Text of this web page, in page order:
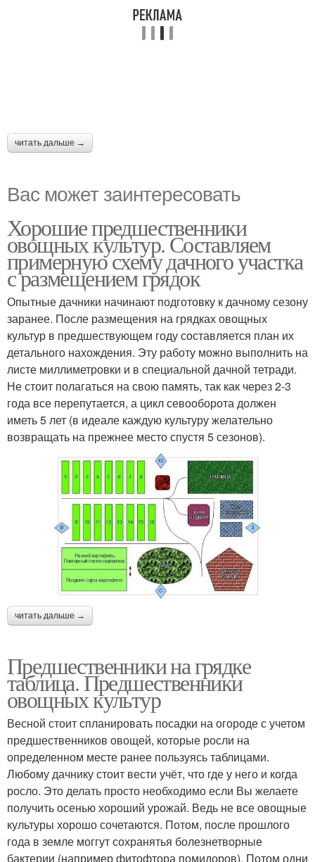
читать дальше →
Вас может заинтересовать
Хорошие предшественники
овощных культур. Составляем
примерную схему дачного участка
с размещением грядок
Опытные дачники начинают подготовку к дачному сезону
заранее. После размещения на грядках овощных
культур в предшествующем году составляется план их
детального нахождения. Эту работу можно выполнить на
листе миллиметровки и в специальной дачной тетради.
Не стоит полагаться на свою память, так как через 2-3
года все перепутается, а цикл севооборота должен
иметь 5 лет (в идеале каждую культуру желательно
возвращать на прежнее место спустя 5 сезонов).
читать дальше →
Предшественники на грядке
таблица. Предшественники
овощных культур
Весной стоит спланировать посадки на огороде с учетом
предшественников овощей, которые росли на
определенном месте ранее пользуясь таблицами.
Любому дачнику стоит вести учёт, что где у него и когда
росло. Это делать просто необходимо если Вы желаете
получить осенью хороший урожай. Ведь не все овощные
культуры хорошо сочетаются. Потом, после прошлого
года в земле моггут сохранятья болезнетворные
бактерии (например фитофтора помидоров). Потом одни